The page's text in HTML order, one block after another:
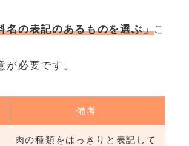
名の表記のあるものを選ぶ」こ
必要です。
備考
肉の種類をはっきりと表記して